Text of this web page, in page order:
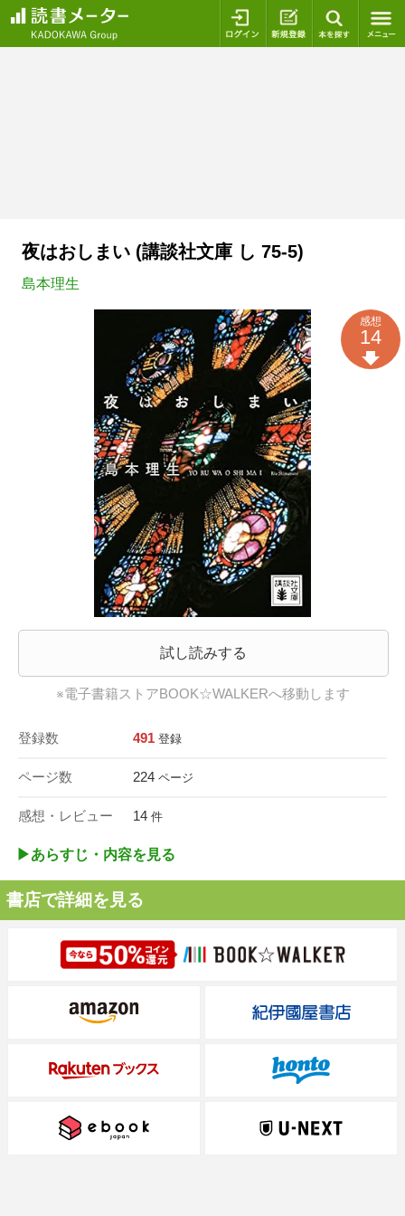
ログイン 新規登録
夜はおしまい (講談社文庫 し 75-5)
島本理生
試し読みする
※電子書籍ストアBOOK☆WALKERへ移動します
登録数 491 登録
ページ数 224 ページ
感想・レビュー 14 件
感想
14
▶︎あらすじ・内容を見る
書店で詳細を見る